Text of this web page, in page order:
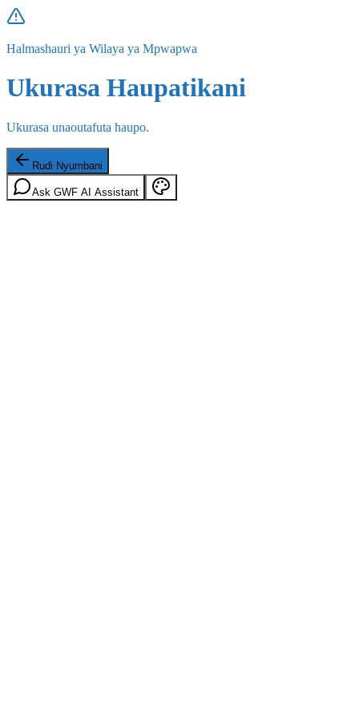
Halmashauri ya Wilaya ya Mpwapwa
Ukurasa Haupatikani
Ukurasa unaoutafuta haupo.
Rudi Nyumbani
Ask GWF AI Assistant